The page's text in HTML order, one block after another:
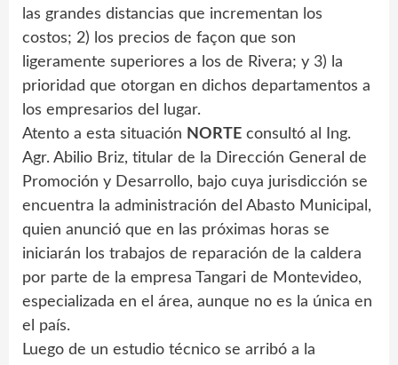
las grandes distancias que incrementan los
costos; 2) los precios de façon que son
ligeramente superiores a los de Rivera; y 3) la
prioridad que otorgan en dichos departamentos a
los empresarios del lugar.
Atento a esta situación NORTE consultó al Ing.
Agr. Abilio Briz, titular de la Dirección General de
Promoción y Desarrollo, bajo cuya jurisdicción se
encuentra la administración del Abasto Municipal,
quien anunció que en las próximas horas se
iniciarán los trabajos de reparación de la caldera
por parte de la empresa Tangari de Montevideo,
especializada en el área, aunque no es la única en
el país.
Luego de un estudio técnico se arribó a la